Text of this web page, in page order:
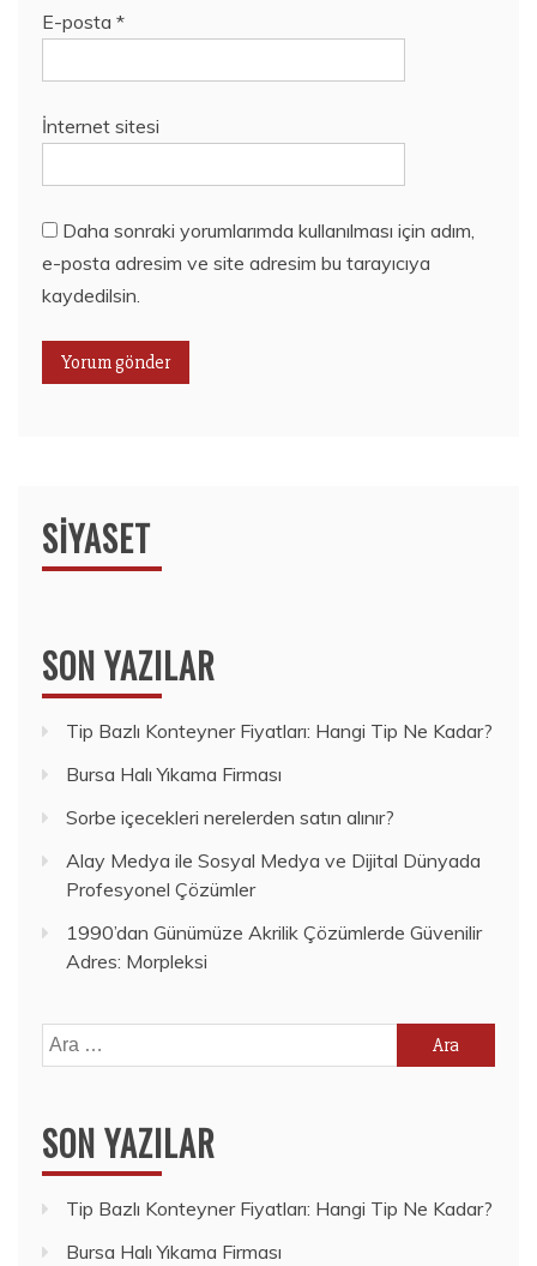
E-posta *
İnternet sitesi
Daha sonraki yorumlarımda kullanılması için adım,
e-posta adresim ve site adresim bu tarayıcıya
kaydedilsin.
SIYASET
SON YAZILAR
Tip Bazlı Konteyner Fiyatları: Hangi Tip Ne Kadar?
Bursa Halı Yıkama Firması
Sorbe içecekleri nerelerden satın alınır?
Alay Medya ile Sosyal Medya ve Dijital Dünyada
Profesyonel Çözümler
1990’dan Günümüze Akrilik Çözümlerde Güvenilir
Adres: Morpleksi
Arama:
SON YAZILAR
Tip Bazlı Konteyner Fiyatları: Hangi Tip Ne Kadar?
Bursa Halı Yıkama Firması